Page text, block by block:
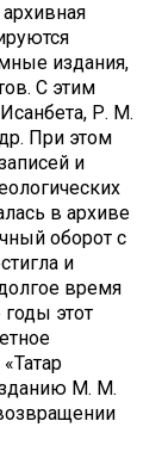
издания,
С этим
Р. М.
При этом
и
в архиве
оборот с
и
время
этот
М. М.